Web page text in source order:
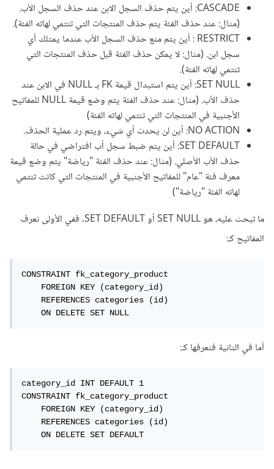
CASCADE: أين يتم حذف السجل الابن عند حذف السجل الأب.
(مثال: عند حذف الفئة يتم حذف المنتجات التي تنتمي لهاته الفئة).
RESTRICT : أين يتم منع حذف السجل الأب عندما يمتلك أي
سجل ابن. (مثال: لا يمكن حذف الفئة قبل حذف المنتجات التي
تنتمي لهاته الفئة).
SET NULL: أين يتم استبدال قيمة FK بـ NULL في الابن عند
حذف الأب. (مثال: عند حذف الفئة يتم وضع قيمة NULL للمفاتيح
الأجنبية في المنتجات التي تنتمي لهاته الفئة)
NO ACTION: أين لن يحدث أي شيء، ويتم رد عملية الحذف.
SET DEFAULT: أين يتم ضبط سجل أب افتراضي في حالة
حذف الأب الأصلي. (مثال: عند حذف الفئة "رياضة" يتم وضع قيمة
معرف فئة "عام" للمفاتيح الأجنبية في المنتجات التي كانت تنتمي
لهاته الفئة "رياضة")
ما تبحث عليه، هو SET NULL أو SET DEFAULT. ففي الأولى نعرف
المفاتيح كـ:
CONSTRAINT fk_category_product
    FOREIGN KEY (category_id)
    REFERENCES categories (id)
    ON DELETE SET NULL
أما في الثانية فنعرفها كـ:
category_id INT DEFAULT 1
CONSTRAINT fk_category_product
    FOREIGN KEY (category_id)
    REFERENCES categories (id)
    ON DELETE SET DEFAULT